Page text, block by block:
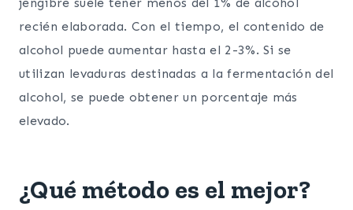
recién elaborada. Con el tiempo, el contenido de
alcohol puede aumentar hasta el 2-3%. Si se
utilizan levaduras destinadas a la fermentación del
alcohol, se puede obtener un porcentaje más
elevado.
¿Qué método es el mejor?